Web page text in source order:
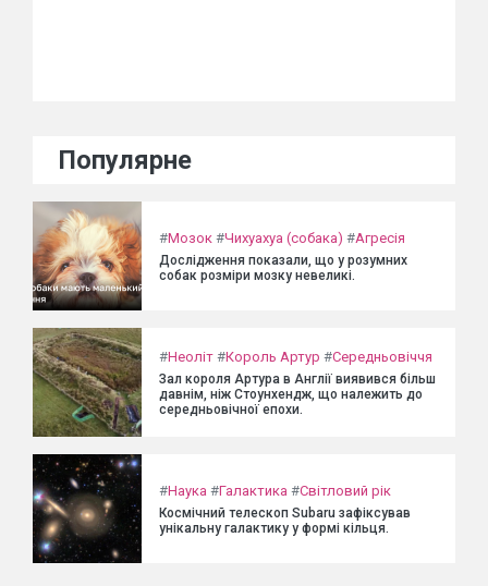
Популярне
#Мозок #Чихуахуа (собака) #Агресія
Дослідження показали, що у розумних
собак розміри мозку невеликі.
#Неоліт #Король Артур #Середньовіччя
Зал короля Артура в Англії виявився більш
давнім, ніж Стоунхендж, що належить до
середньовічної епохи.
#Наука #Галактика #Світловий рік
Космічний телескоп Subaru зафіксував
унікальну галактику у формі кільця.